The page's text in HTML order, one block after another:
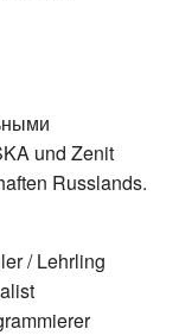
und Zenit
Russlands.
/ Lehrling